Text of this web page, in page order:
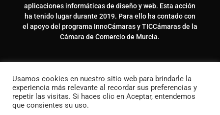
aplicaciones informáticas de diseño y web. Esta acción
ha tenido lugar durante 2019. Para ello ha contado con
el apoyo del programa InnoCámaras y TICCámaras de la
Cámara de Comercio de Murcia.
© Copyright 2020 Comprarproteina.com – Hecho
Usamos cookies en nuestro sitio web para brindarle la
experiencia más relevante al recordar sus preferencias y
repetir las visitas. Si haces clic en Aceptar, entendemos
que consientes su uso.